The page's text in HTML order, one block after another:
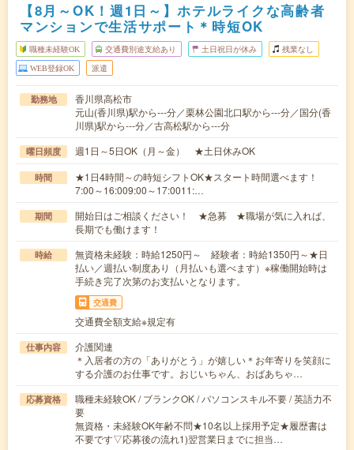
【8月～OK！週1日～】ホテルライクな高齢者
マンションで生活サポート＊時短OK
職種未経験OK 交通費別途支給あり 土日祝日が休み 残業なし
WEB登録OK 派遣
勤務地
香川県高松市
元山(香川県)駅から---分／栗林公園北口駅から---分／国分(香
川県)駅から---分／古高松駅から---分
曜日頻度 週1日～5日OK（月～金） ★土日休みOK
時間
★1日4時間～の時短シフトOK★スタート時間選べます！
7:00～16:009:00～17:0011:…
期間
開始日はご相談ください！ ★急募 ★職場が気に入れば、
長期でも働けます！
時給
無資格未経験：時給1250円～ 経験者：時給1350円～★日
払い／週払い制度あり（月払いも選べます）※稼働開始時は
手続き完了次第のお支払いとなります。
交通費
交通費全額支給※規定有
仕事内容
介護関連
＊入居者の方の「ありがとう」が嬉しい＊お年寄りを笑顔に
する介護のお仕事です。おじいちゃん、おばあちゃ…
応募資格
職種未経験OK / ブランクOK / パソコンスキル不要 / 英語力不
要
無資格・未経験OK年齢不問★10名以上採用予定★履歴書は
不要です▽応募後の流れ1)翌営業日までに担当…